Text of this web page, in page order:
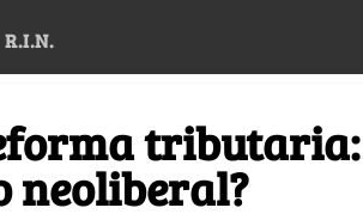
R.I.N.
neoliberal?